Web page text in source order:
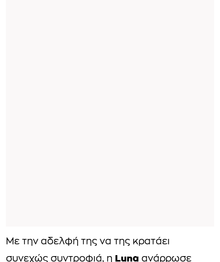
Με την αδελφή της να της κρατάει
συνεχώς συντροφιά, η Luna ανάρρωσε